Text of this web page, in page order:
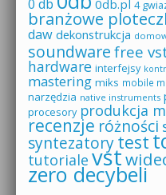
0 db 0db.pl 4
branżowe
daw dekonstrukcja
soundware free
hardware interfejsy
mastering miks mobile
narzędzia native instruments
procesory produkcja
recenzje różności
syntezatorytest
tutoriale vst
zero decybeli